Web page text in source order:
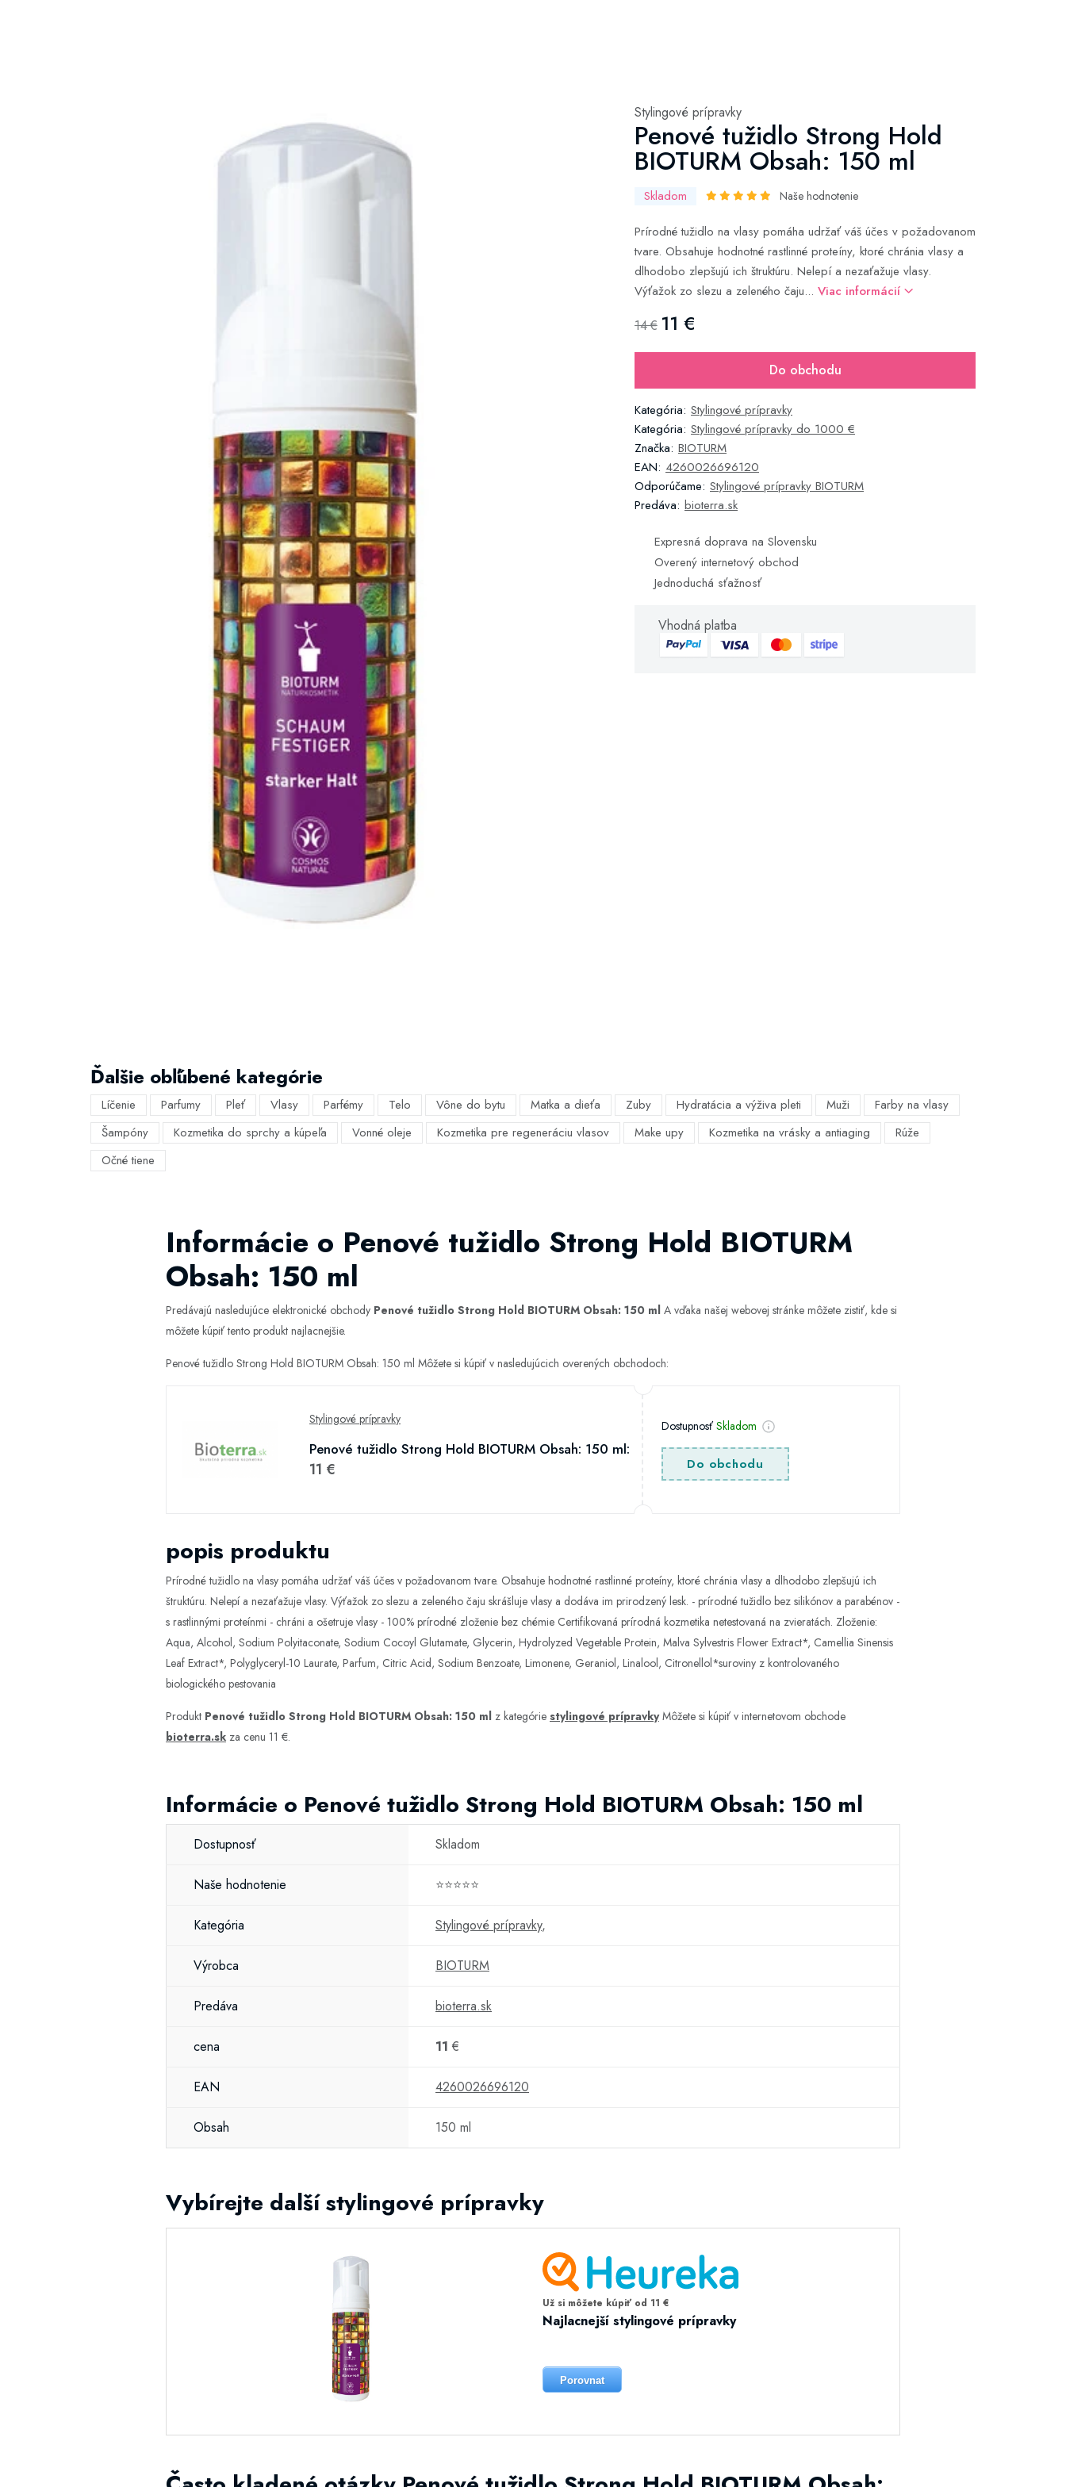
Stylingové prípravky
Penové tužidlo Strong Hold
BIOTURM Obsah: 150 ml
Skladom Naše hodnotenie
Prírodné tužidlo na vlasy pomáha udržať váš účes v požadovanom
tvare. Obsahuje hodnotné rastlinné proteíny, ktoré chránia vlasy a
dlhodobo zlepšujú ich štruktúru. Nelepí a nezaťažuje vlasy.
Výťažok zo slezu a zeleného čaju... Viac informácií
14 € 11 €
Do obchodu
Kategória: Stylingové prípravky
Kategória: Stylingové prípravky do 1000 €
Značka: BIOTURM
EAN: 4260026696120
Odporúčame: Stylingové prípravky BIOTURM
Predáva: bioterra.sk
Expresná doprava na Slovensku
Overený internetový obchod
Jednoduchá sťažnosť
Vhodná platba
Ďalšie obľúbené kategórie
Líčenie Parfumy Pleť Vlasy Parfémy Telo Vône do bytu Matka a dieťa Zuby Hydratácia a výživa pleti Muži
Farby na vlasy
Šampóny
Kozmetika do sprchy a kúpeľa Vonné oleje Kozmetika pre regeneráciu vlasov Make upy Kozmetika na vrásky a antiaging
Rúže
Očné tiene
Informácie o Penové tužidlo Strong Hold BIOTURM
Obsah: 150 ml
Predávajú nasledujúce elektronické obchody Penové tužidlo Strong Hold BIOTURM Obsah: 150 ml A vďaka našej webovej stránke môžete zistiť, kde si
môžete kúpiť tento produkt najlacnejšie.
Penové tužidlo Strong Hold BIOTURM Obsah: 150 ml Môžete si kúpiť v nasledujúcich overených obchodoch:
Stylingové prípravky
Penové tužidlo Strong Hold BIOTURM Obsah: 150 ml:
11 €
DostupnosťSkladom
Do obchodu
popis produktu
Prírodné tužidlo na vlasy pomáha udržať váš účes v požadovanom tvare. Obsahuje hodnotné rastlinné proteíny, ktoré chránia vlasy a dlhodobo zlepšujú ich
štruktúru. Nelepí a nezaťažuje vlasy. Výťažok zo slezu a zeleného čaju skrášluje vlasy a dodáva im prirodzený lesk. - prírodné tužidlo bez silikónov a parabénov -
s rastlinnými proteínmi - chráni a ošetruje vlasy - 100% prírodné zloženie bez chémie Certifikovaná prírodná kozmetika netestovaná na zvieratách. Zloženie:
Aqua, Alcohol, Sodium Polyitaconate, Sodium Cocoyl Glutamate, Glycerin, Hydrolyzed Vegetable Protein, Malva Sylvestris Flower Extract*, Camellia Sinensis
Leaf Extract*, Polyglyceryl-10 Laurate, Parfum, Citric Acid, Sodium Benzoate, Limonene, Geraniol, Linalool, Citronellol*suroviny z kontrolovaného
biologického pestovania
Produkt Penové tužidlo Strong Hold BIOTURM Obsah: 150 ml z kategórie stylingové prípravkyMôžete si kúpiť v internetovom obchode
bioterra.sk za cenu 11 €.
Informácie o Penové tužidlo Strong Hold BIOTURM Obsah: 150 ml
Dostupnosť Skladom
Naše hodnotenie ⭐⭐⭐⭐⭐
Kategória Stylingové prípravky,
Výrobca BIOTURM
Predáva bioterra.sk
cena 11 €
EAN 4260026696120
Obsah 150 ml
Vybírejte další stylingové prípravky
Už si môžete kúpiť od 11 €
Najlacnejší stylingové prípravky
Porovnat